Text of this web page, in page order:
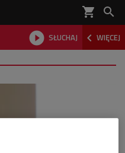
shopping_cart 
 SŁUCHAJ  WIĘCEJ
